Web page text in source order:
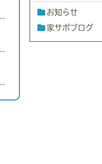
お知らせ
家サポブログ